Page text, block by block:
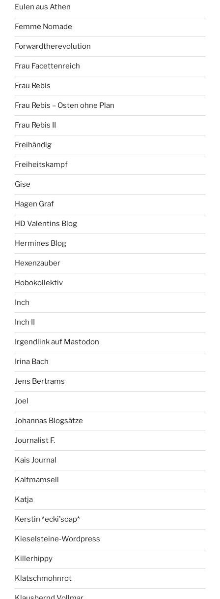
Eulen aus Athen
Femme Nomade
Forwardtherevolution
Frau Facettenreich
Frau Rebis
Frau Rebis – Osten ohne Plan
Frau Rebis II
Freihändig
Freiheitskampf
Gise
Hagen Graf
HD Valentins Blog
Hermines Blog
Hexenzauber
Hobokollektiv
Inch
Inch II
Irgendlink auf Mastodon
Irina Bach
Jens Bertrams
Joel
Johannas Blogsätze
Journalist F.
Kais Journal
Kaltmamsell
Katja
Kerstin *ecki'soap*
Kieselsteine-Wordpress
Killerhippy
Klatschmohnrot